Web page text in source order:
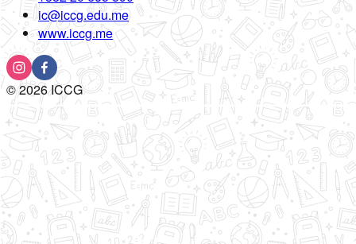
ic@iccg.edu.me
www.iccg.me
©2026ICCG